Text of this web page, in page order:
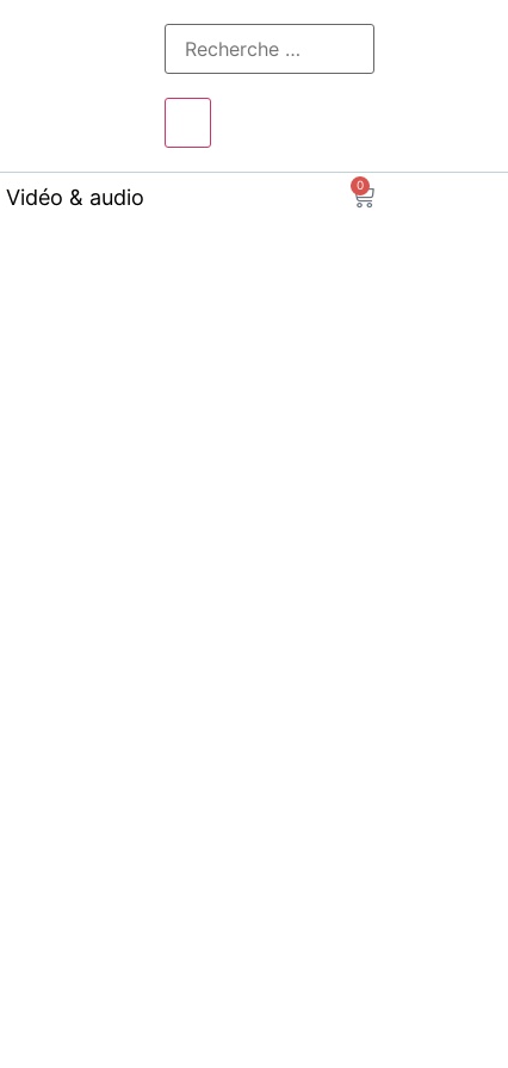
Vidéo & audio 0